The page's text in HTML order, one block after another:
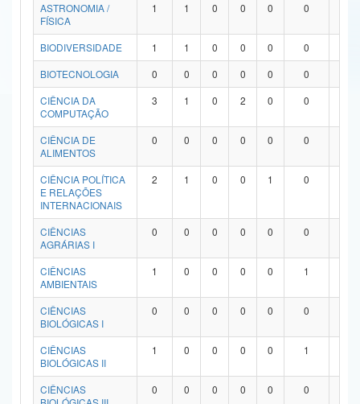
Secretaria de Governo
Advocacia-Geral da União
Banco Central do Brasil
ASTRONOMIA /
FÍSICA
1 1 0 0 0 0
BIODIVERSIDADE 1 1 0 0 0 0
BIOTECNOLOGIA
0 0 0 0 0 0
CIÊNCIA DA
COMPUTAÇÃO
3 1 0 2 0 0
CIÊNCIA DE
ALIMENTOS
0 0 0 0 0 0
CIÊNCIA POLÍTICA
E RELAÇÕES
INTERNACIONAIS
2 1 0 0 1 0
CIÊNCIAS
AGRÁRIAS I
0 0 0 0 0 0
CIÊNCIAS
AMBIENTAIS
1 0 0 0 0 1
CIÊNCIAS
BIOLÓGICAS I
0 0 0 0 0 0
CIÊNCIAS
BIOLÓGICAS II
1 0 0 0 0 1
CIÊNCIAS
0 0 0 0 0 0